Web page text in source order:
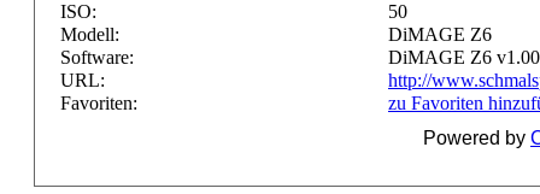
ISO:
50
Modell:
DiMAGE Z6
Software:
DiMAGE Z6 v1.00
URL:
http://
Favoriten:
zu Favoriten
Powered by